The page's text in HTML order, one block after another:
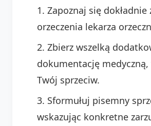
Zapoznaj się dokładnie
orzeczenia lekarza
Zbierz wszelką
dokumentację
Twój sprzeciw.
Sformułuj pisemny
wskazując konkretne